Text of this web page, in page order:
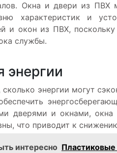
Окна и двери из ПВХ
характеристик и
и окон из ПВХ,
службы.
энергии
сколько энергии могут
дверями и окнами,
что приводит к
интересно Пластиковые